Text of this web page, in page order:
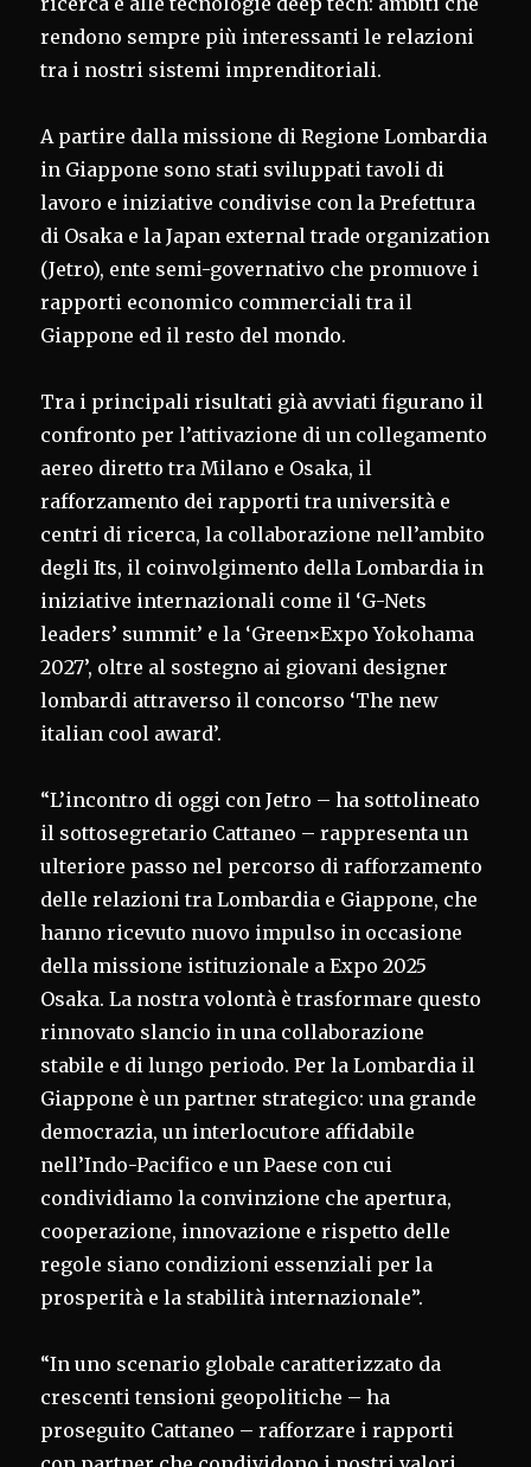
rendono sempre più interessanti le relazioni
tra i nostri sistemi imprenditoriali.
A partire dalla missione di Regione Lombardia
in Giappone sono stati sviluppati tavoli di
lavoro e iniziative condivise con la Prefettura
di Osaka e la Japan external trade organization
(Jetro), ente semi-governativo che promuove i
rapporti economico commerciali tra il
Giappone ed il resto del mondo.
Tra i principali risultati già avviati figurano il
confronto per l’attivazione di un collegamento
aereo diretto tra Milano e Osaka, il
rafforzamento dei rapporti tra università e
centri di ricerca, la collaborazione nell’ambito
degli Its, il coinvolgimento della Lombardia in
iniziative internazionali come il ‘G-Nets
leaders’ summit’ e la ‘Green×Expo Yokohama
2027’, oltre al sostegno ai giovani designer
lombardi attraverso il concorso ‘The new
italian cool award’.
“L’incontro di oggi con Jetro – ha sottolineato
il sottosegretario Cattaneo – rappresenta un
ulteriore passo nel percorso di rafforzamento
delle relazioni tra Lombardia e Giappone, che
hanno ricevuto nuovo impulso in occasione
della missione istituzionale a Expo 2025
Osaka. La nostra volontà è trasformare questo
rinnovato slancio in una collaborazione
stabile e di lungo periodo. Per la Lombardia il
Giappone è un partner strategico: una grande
democrazia, un interlocutore affidabile
nell’Indo-Pacifico e un Paese con cui
condividiamo la convinzione che apertura,
cooperazione, innovazione e rispetto delle
regole siano condizioni essenziali per la
prosperità e la stabilità internazionale”.
“In uno scenario globale caratterizzato da
crescenti tensioni geopolitiche – ha
proseguito Cattaneo – rafforzare i rapporti